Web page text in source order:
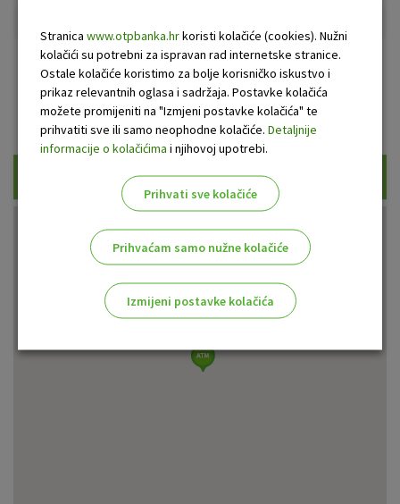
Bankomat Poslovnica
Prikaži samo uplatne bankomate
Stranica www.otpbanka.hrkoristi kolačiće (cookies). Nužni
kolačići su potrebni za ispravan rad internetske stranice.
Ostale kolačiće koristimo za bolje korisničko iskustvo i
prikaz relevantnih oglasa i sadržaja. Postavke kolačića
možete promijeniti na "Izmjeni postavke kolačića" te
prihvatiti sve ili samo neophodne kolačiće. Detaljnije
informacije o kolačićima i njihovoj upotrebi.
Prihvati sve kolačiće
Prihvaćam samo nužne kolačiće
Izmijeni postavke kolačića